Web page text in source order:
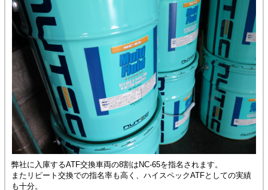
弊社に入庫するATF交換車両の8割はNC-65を指名されます。
またリピート交換での指名率も高く、ハイスペックATFとしての実績
も十分。